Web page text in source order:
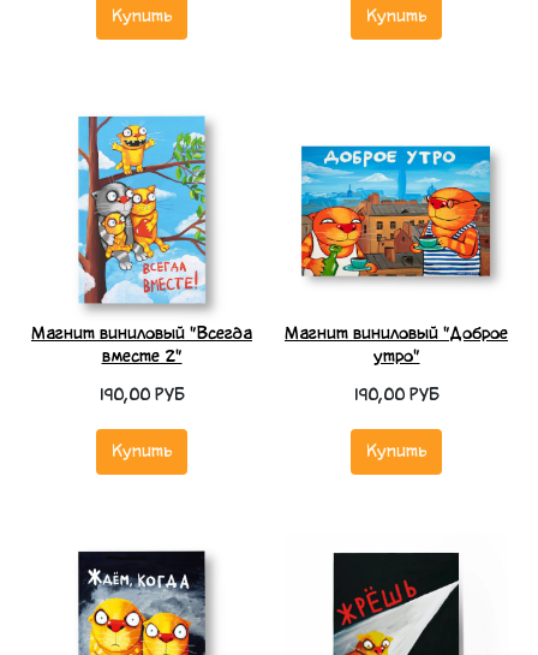
Купить Купить
Магнит виниловый "Всегда
вместе 2"
190,00 РУБ
Купить
Магнит виниловый "Доброе
утро"
190,00 РУБ
Купить